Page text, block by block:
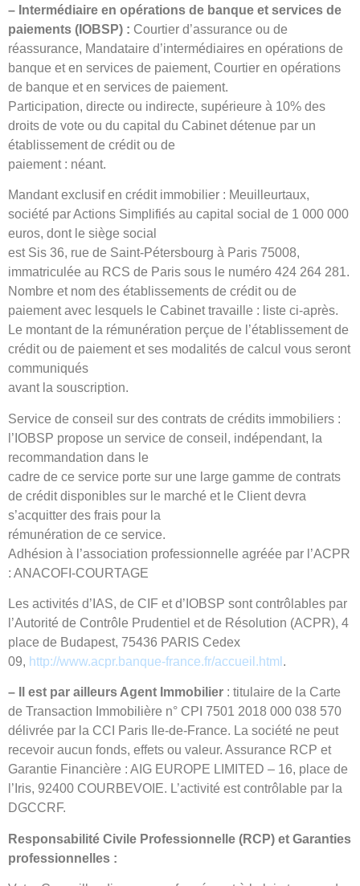
– Intermédiaire en opérations de banque et services de
paiements (IOBSP) : Courtier d’assurance ou de
réassurance, Mandataire d’intermédiaires en opérations de
banque et en services de paiement, Courtier en opérations
de banque et en services de paiement.
Participation, directe ou indirecte, supérieure à 10% des
droits de vote ou du capital du Cabinet détenue par un
établissement de crédit ou de
paiement : néant.
Mandant exclusif en crédit immobilier : Meuilleurtaux,
société par Actions Simplifiés au capital social de 1 000 000
euros, dont le siège social
est Sis 36, rue de Saint-Pétersbourg à Paris 75008,
immatriculée au RCS de Paris sous le numéro 424 264 281.
Nombre et nom des établissements de crédit ou de
paiement avec lesquels le Cabinet travaille : liste ci-après.
Le montant de la rémunération perçue de l’établissement de
crédit ou de paiement et ses modalités de calcul vous seront
communiqués
avant la souscription.
Service de conseil sur des contrats de crédits immobiliers :
l’IOBSP propose un service de conseil, indépendant, la
recommandation dans le
cadre de ce service porte sur une large gamme de contrats
de crédit disponibles sur le marché et le Client devra
s’acquitter des frais pour la
rémunération de ce service.
Adhésion à l’association professionnelle agréée par l’ACPR
: ANACOFI-COURTAGE
Les activités d’IAS, de CIF et d’IOBSP sont contrôlables par
l’Autorité de Contrôle Prudentiel et de Résolution (ACPR), 4
place de Budapest, 75436 PARIS Cedex
09, http://www.acpr.banque-france.fr/accueil.html .
– Il est par ailleurs Agent Immobilier : titulaire de la Carte
de Transaction Immobilière n° CPI 7501 2018 000 038 570
délivrée par la CCI Paris Ile-de-France. La société ne peut
recevoir aucun fonds, effets ou valeur. Assurance RCP et
Garantie Financière : AIG EUROPE LIMITED – 16, place de
l’Iris, 92400 COURBEVOIE. L’activité est contrôlable par la
DGCCRF.
Responsabilité Civile Professionnelle (RCP) et Garanties
professionnelles :